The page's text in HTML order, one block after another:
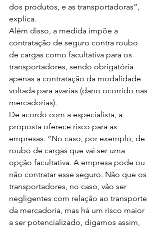
dos produtos, e as transportadoras”,
explica.
Além disso, a medida impõe a
contratação de seguro contra roubo
de cargas como facultativa para os
transportadores, sendo obrigatória
apenas a contratação da modalidade
voltada para avarias (dano ocorrido nas
mercadorias).
De acordo com a especialista, a
proposta oferece risco para as
empresas. “No caso, por exemplo, de
roubo de cargas que vai ser uma
opção facultativa. A empresa pode ou
não contratar esse seguro. Não que os
transportadores, no caso, vão ser
negligentes com relação ao transporte
da mercadoria, mas há um risco maior
a ser potencializado, digamos assim,